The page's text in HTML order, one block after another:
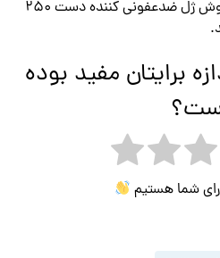
میباشید میتوانید با شرکت فروش ژل ضدعفونی کننده دست ۲۵۰
برایتان مفید بوده
رای شما هستیم